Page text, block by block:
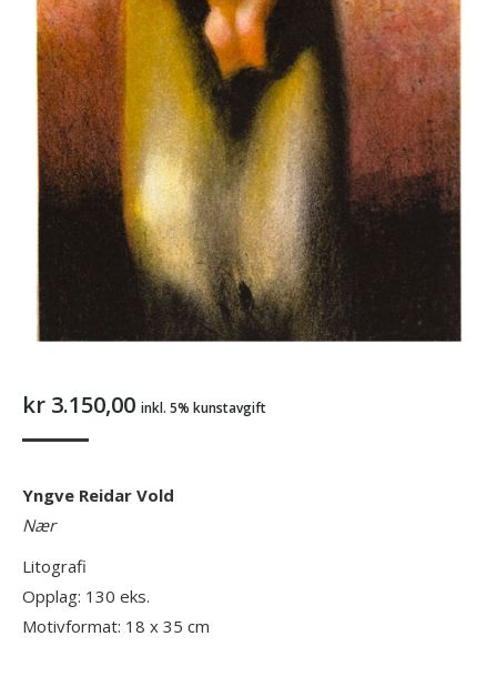
kr 3.150,00 inkl. 5% kunstavgift
Yngve Reidar Vold
Nær
Litografi
Opplag: 130 eks.
Motivformat: 18 x 35 cm